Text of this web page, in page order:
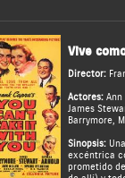
Vive
Director:
Actores:
James
Barrymore,
Sinopsis:
excéntrica
prometido